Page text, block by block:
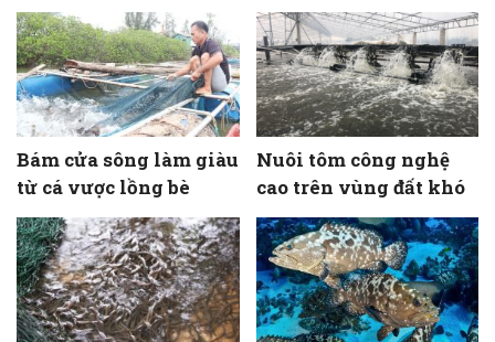
Bám cửa sông làm giàu
từ cá vược lồng bè
Nuôi tôm công nghệ
cao trên vùng đất khó